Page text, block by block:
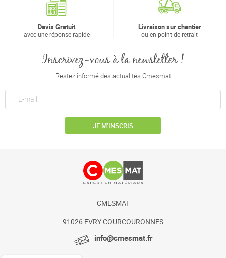
Devis Gratuit
avec une réponse rapide
Livraison sur chantier
ou en point de retrait
Inscrivez-vous à la newsletter !
Restez informé des actualités Cmesmat
JE M’INSCRIS
CMESMAT
91026 EVRY COURCOURONNES
info@cmesmat.fr